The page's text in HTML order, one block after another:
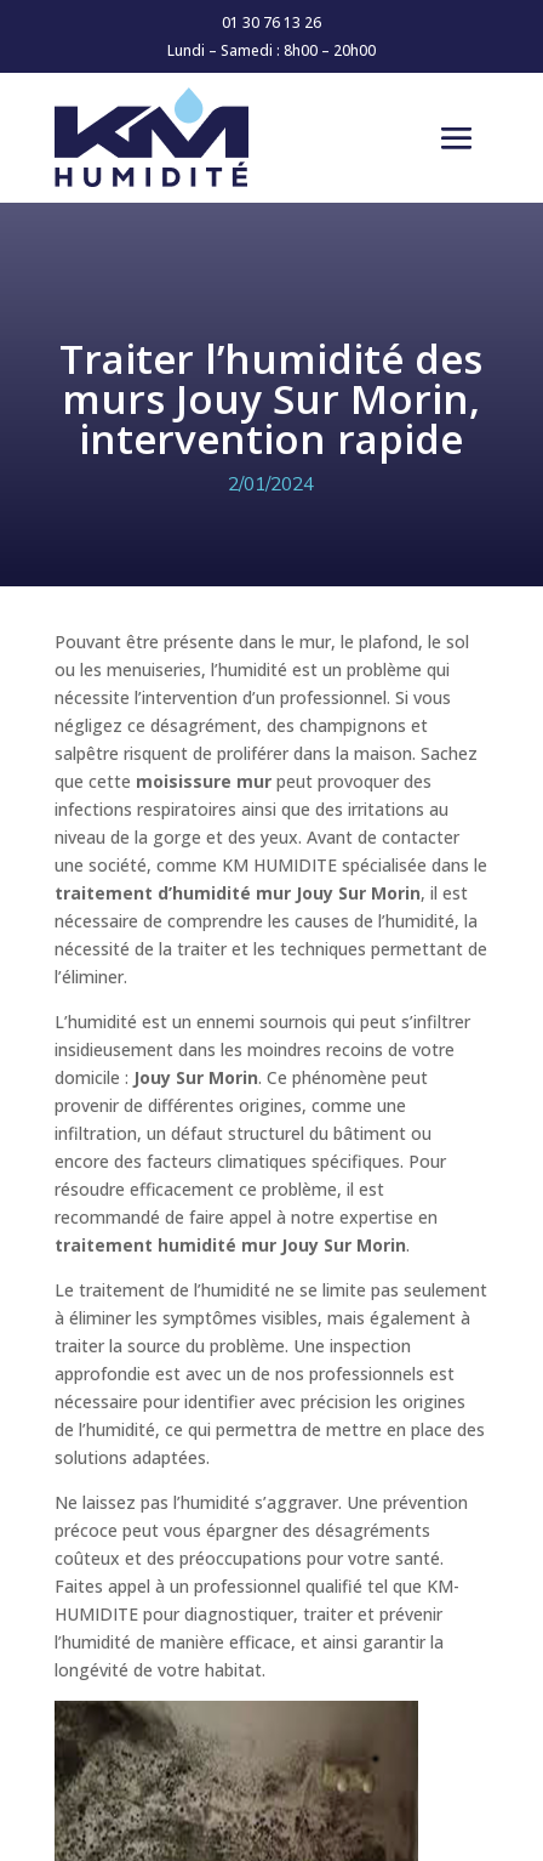
01 30 76 13 26
Lundi – Samedi : 8h00 – 20h00
Traiter l’humidité des
murs Jouy Sur Morin,
intervention rapide
2/01/2024
Pouvant être présente dans le mur, le plafond, le sol
ou les menuiseries, l’humidité est un problème qui
nécessite l’intervention d’un professionnel. Si vous
négligez ce désagrément, des champignons et
salpêtre risquent de proliférer dans la maison. Sachez
que cette moisissure murpeut provoquer des
infections respiratoires ainsi que des irritations au
niveau de la gorge et des yeux. Avant de contacter
une société, comme KM HUMIDITE spécialisée dans le
traitement d’humidité mur Jouy Sur Morin, il est
nécessaire de comprendre les causes de l’humidité, la
nécessité de la traiter et les techniques permettant de
l’éliminer.
L’humidité est un ennemi sournois qui peut s’infiltrer
insidieusement dans les moindres recoins de votre
domicile : Jouy Sur Morin. Ce phénomène peut
provenir de différentes origines, comme une
infiltration, un défaut structurel du bâtiment ou
encore des facteurs climatiques spécifiques. Pour
résoudre efficacement ce problème, il est
recommandé de faire appel à notre expertise en
traitement humidité mur Jouy Sur Morin.
Le traitement de l’humidité ne se limite pas seulement
à éliminer les symptômes visibles, mais également à
traiter la source du problème. Une inspection
approfondie est avec un de nos professionnels est
nécessaire pour identifier avec précision les origines
de l’humidité, ce qui permettra de mettre en place des
solutions adaptées.
Ne laissez pas l’humidité s’aggraver. Une prévention
précoce peut vous épargner des désagréments
coûteux et des préoccupations pour votre santé.
Faites appel à un professionnel qualifié tel que KM-
HUMIDITE pour diagnostiquer, traiter et prévenir
l’humidité de manière efficace, et ainsi garantir la
longévité de votre habitat.